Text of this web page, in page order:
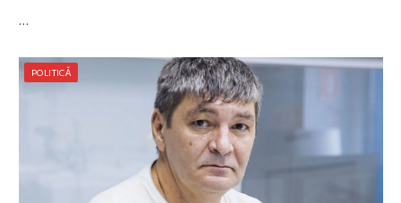
…
POLITICĂ